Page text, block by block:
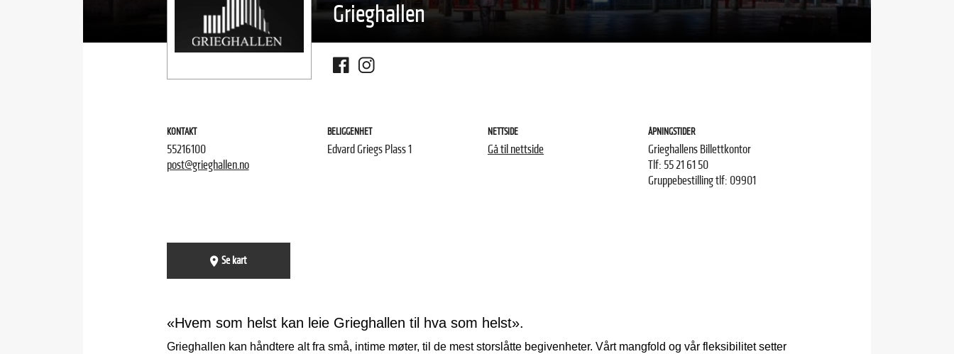
Grieghallen
KONTAKT
55216100
post@grieghallen.no
BELIGGENHET
Edvard Griegs Plass 1
NETTSIDE
Gå til nettside
ÅPNINGSTIDER
Grieghallens Billettkontor
Tlf: 55 21 61 50
Gruppebestilling tlf: 09901
Se kart
«Hvem som helst kan leie Grieghallen til hva som helst».
Grieghallen kan håndtere alt fra små, intime møter, til de mest storslåtte begivenheter. Vårt mangfold og vår fleksibilitet setter